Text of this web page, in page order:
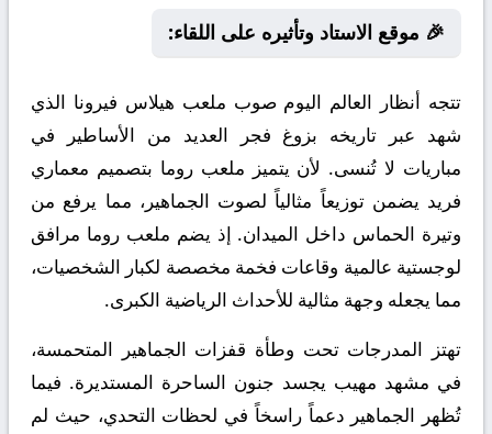
🎉 موقع الاستاد وتأثيره على اللقاء:
تتجه أنظار العالم اليوم صوب ملعب هيلاس فيرونا الذي
شهد عبر تاريخه بزوغ فجر العديد من الأساطير في
مباريات لا تُنسى. لأن يتميز ملعب روما بتصميم معماري
فريد يضمن توزيعاً مثالياً لصوت الجماهير، مما يرفع من
وتيرة الحماس داخل الميدان. إذ يضم ملعب روما مرافق
لوجستية عالمية وقاعات فخمة مخصصة لكبار الشخصيات،
مما يجعله وجهة مثالية للأحداث الرياضية الكبرى.
تهتز المدرجات تحت وطأة قفزات الجماهير المتحمسة،
في مشهد مهيب يجسد جنون الساحرة المستديرة. فيما
تُظهر الجماهير دعماً راسخاً في لحظات التحدي، حيث لم